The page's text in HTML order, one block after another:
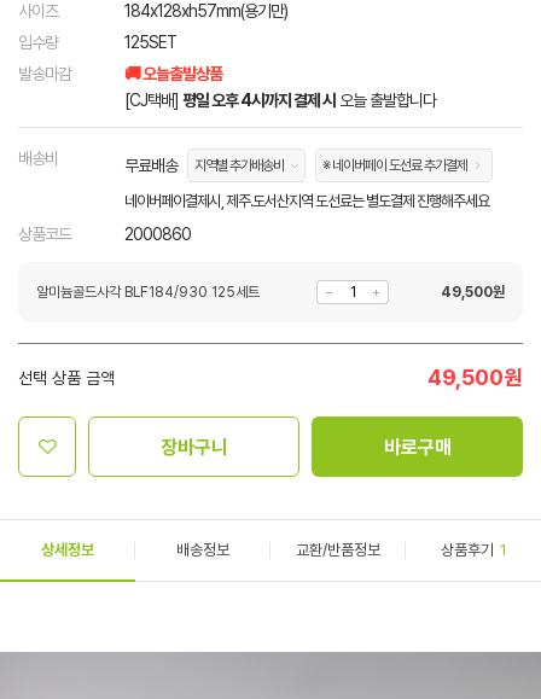
사이즈
184x128xh57mm(용기만)
입수량
125SET
발송마감
🚚 오늘출발상품
[CJ택배] 평일 오후 4시까지 결제 시 오늘 출발합니다
배송비 무료배송 지역별 추가배송비 ※ 네이버페이 도선료 추가결제
네이버페이결제시, 제주.도서산지역 도선료는 별도결제 진행해주세요
상품코드 2000860
알미늄골드사각 BLF184/930 125세트 49,500원
선택 상품 금액 49,500원
장바구니 바로구매
상세정보 배송정보 교환/반품정보 상품후기 1